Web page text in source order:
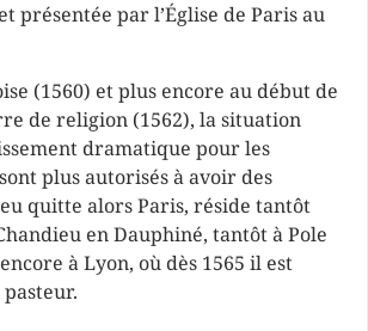
présentée par l’Église de Paris au
(1560) et plus encore au début de
de religion (1562), la situation
dramatique pour les
plus autorisés à avoir des
quitte alors Paris, réside tantôt
en Dauphiné, tantôt à Pole
à Lyon, où dès 1565 il est